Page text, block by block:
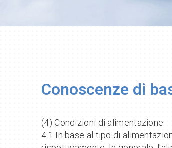
Conoscenze di
(4) Condizioni di alimentazione
4.1 In base al tipo di